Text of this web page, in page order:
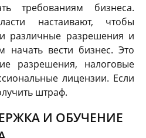
требованиям бизнеса.
настаивают, чтобы
различные разрешения и
начать вести бизнес. Это
разрешения, налоговые
лицензии. Если
штраф.
И ОБУЧЕНИЕ